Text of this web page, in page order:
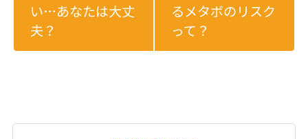
い…あなたは大丈
夫？
るメタボのリスク
って？